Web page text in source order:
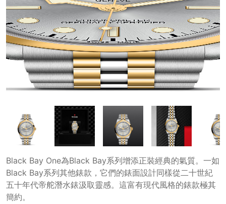
Black Bay One為Black Bay系列增添正裝經典的氣質。一如
Black Bay系列其他錶款，它們的錶面設計同樣從二十世紀
五十年代帝舵潛水錶汲取靈感。這富有現代風格的錶款極其
簡約。